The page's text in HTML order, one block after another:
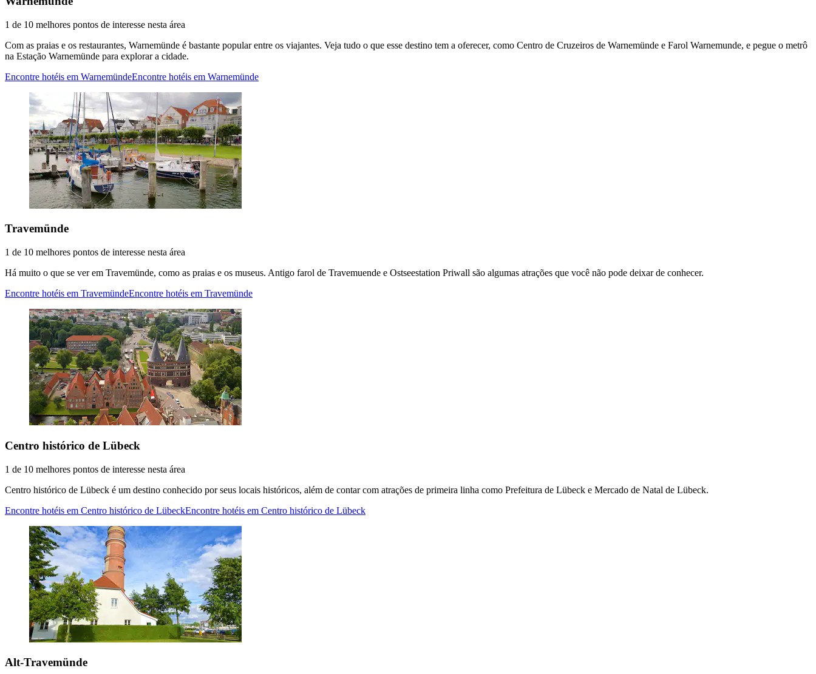
1 de 10 melhores pontos de interesse nesta área
Com as praias e os restaurantes, Warnemünde é bastante popular entre os viajantes. Veja tudo o que esse destino tem a oferecer, como Centro de Cruzeiros de Warnemünde e Farol Warnemunde, e pegue o metrô
na Estação Warnemünde para explorar a cidade.
Encontre hotéis em WarnemündeEncontre hotéis em Warnemünde
Travemünde
1 de 10 melhores pontos de interesse nesta área
Há muito o que se ver em Travemünde, como as praias e os museus. Antigo farol de Travemuende e Ostseestation Priwall são algumas atrações que você não pode deixar de conhecer.
Encontre hotéis em TravemündeEncontre hotéis em Travemünde
Centro histórico de Lübeck
1 de 10 melhores pontos de interesse nesta área
Centro histórico de Lübeck é um destino conhecido por seus locais históricos, além de contar com atrações de primeira linha como Prefeitura de Lübeck e Mercado de Natal de Lübeck.
Encontre hotéis em Centro histórico de LübeckEncontre hotéis em Centro histórico de Lübeck
Alt-Travemünde